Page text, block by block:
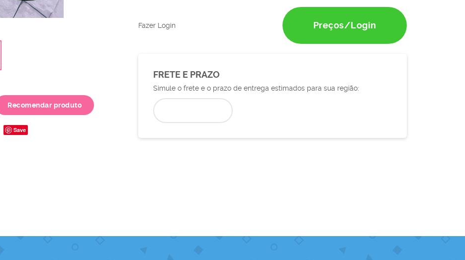
Recomendar produto
Save
Fazer Login Preços/Login
FRETE E PRAZO
Simule o frete e o prazo de entrega estimados para sua região: